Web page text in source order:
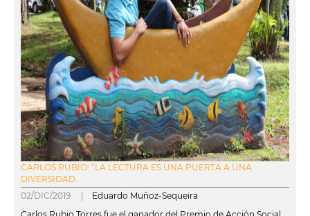
CARLOS RUBIO: “LA LECTURA ES UNA PUERTA A UNA
DIVERSIDAD...
02/DIC/2019 | Eduardo Muñoz-Sequeira